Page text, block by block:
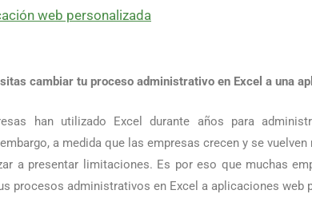
web personalizada
cambiar tu proceso administrativo en Excel a una
han utilizado Excel durante años para
a medida que las empresas crecen y se vuelven
a presentar limitaciones. Es por eso que muchas
procesos administrativos en Excel a aplicaciones web